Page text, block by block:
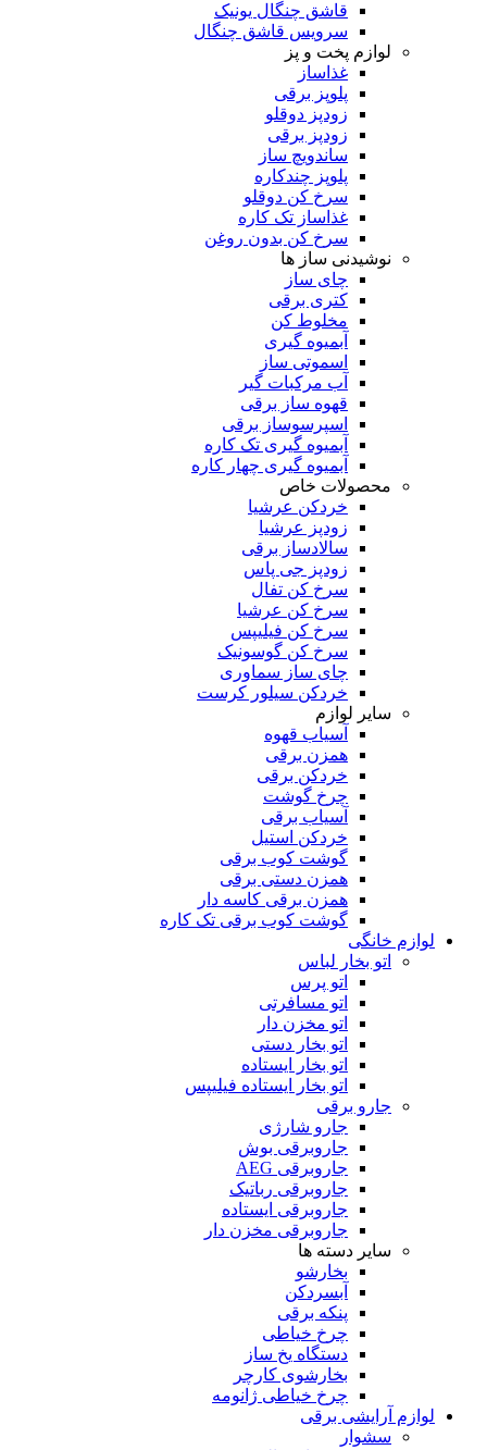
قاشق چنگال یونیک
سرویس قاشق چنگال
لوازم پخت و پز
غذاساز
پلوپز برقی
زودپز دوقلو
زودپز برقی
ساندویچ ساز
پلوپز چندکاره
سرخ کن دوقلو
غذاساز تک کاره
سرخ کن بدون روغن
نوشیدنی ساز ها
چای ساز
کتری برقی
مخلوط کن
آبمیوه گیری
اسموتی ساز
آب مرکبات گیر
قهوه ساز برقی
اسپرسوساز برقی
آبمیوه گیری تک کاره
آبمیوه گیری چهار کاره
محصولات خاص
خردکن عرشیا
زودپز عرشیا
سالادساز برقی
زودپز جی پاس
سرخ کن تفال
سرخ کن عرشیا
سرخ کن فیلیپس
سرخ کن گوسونیک
چای ساز سماوری
خردکن سیلور کرست
سایر لوازم
آسیاب قهوه
همزن برقی
خردکن برقی
چرخ گوشت
آسیاب برقی
خردکن استیل
گوشت کوب برقی
همزن دستی برقی
همزن برقی کاسه دار
گوشت کوب برقی تک کاره
لوازم خانگی
اتو بخار لباس
اتو پرس
اتو مسافرتی
اتو مخزن دار
اتو بخار دستی
اتو بخار ایستاده
اتو بخار ایستاده فیلیپس
جارو برقی
جارو شارژی
جاروبرقی بوش
جاروبرقی AEG
جاروبرقی رباتیک
جاروبرقی ایستاده
جاروبرقی مخزن دار
سایر دسته ها
بخارشو
آبسردکن
پنکه برقی
چرخ خیاطی
دستگاه یخ ساز
بخارشوی کارچر
چرخ خیاطی ژانومه
لوازم آرایشی برقی
سشوار